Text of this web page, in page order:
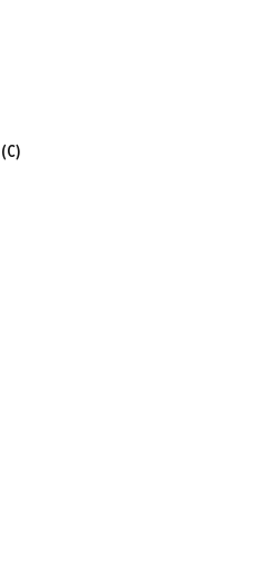
(C)